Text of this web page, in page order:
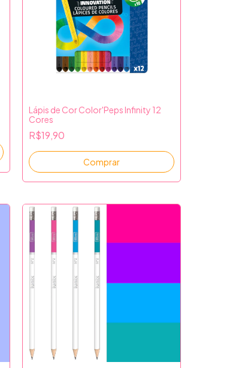
Lápis de Cor Color'Peps Infinity 12
Cores
R$19,90